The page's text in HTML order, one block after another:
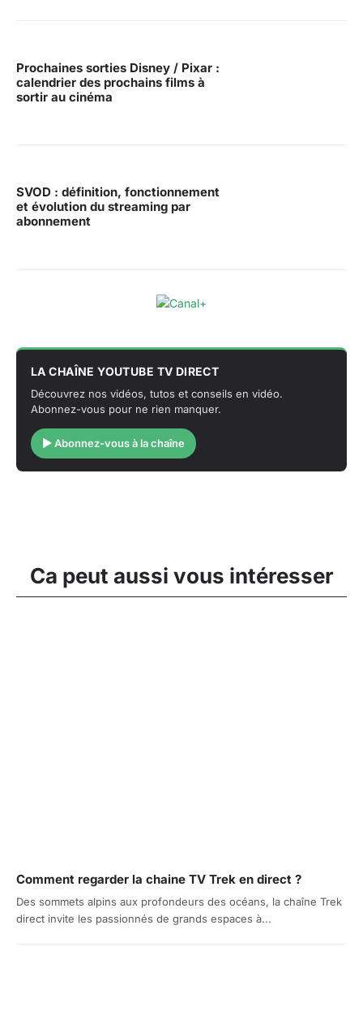
Prochaines sorties Disney / Pixar :
calendrier des prochains films à
sortir au cinéma
SVOD : définition, fonctionnement
et évolution du streaming par
abonnement
LA CHAÎNE YOUTUBE TV DIRECT
Découvrez nos vidéos, tutos et conseils en vidéo.
Abonnez-vous pour ne rien manquer.
▶ Abonnez-vous à la chaîne
Ca peut aussi vous intéresser
Comment regarder la chaine TV Trek en direct ?
Des sommets alpins aux profondeurs des océans, la chaîne Trek
direct invite les passionnés de grands espaces à...